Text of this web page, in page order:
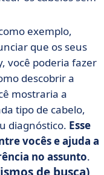
exemplo,
que os seus
você poderia fazer
descobrir a
mostraria a
tipo de cabelo,
diagnóstico. Esse
vocês e ajuda a
no assunto.